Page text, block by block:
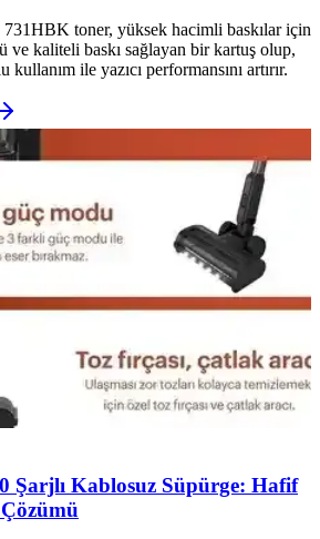
toner, yüksek hacimli baskılar için
ve kaliteli baskı sağlayan bir kartuş olup,
ile yazıcı performansını artırır.
Şarjlı Kablosuz Süpürge: Hafif